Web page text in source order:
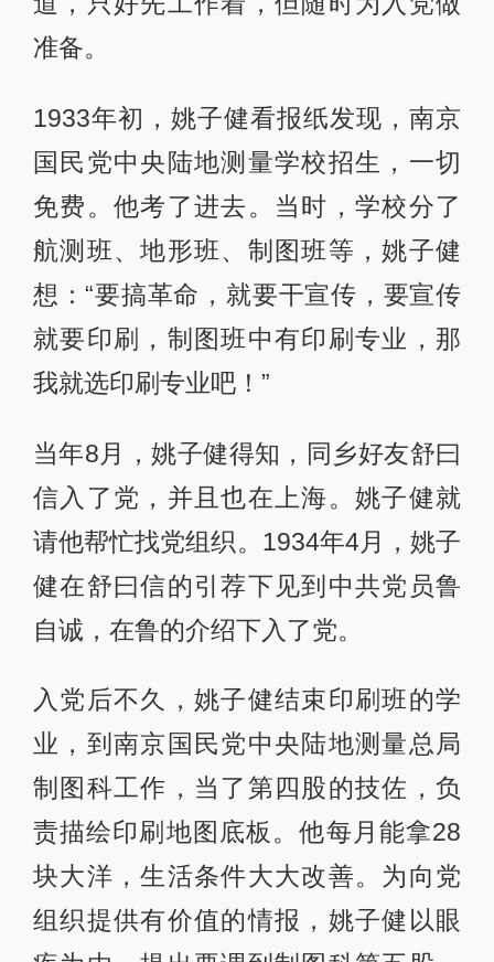
准备。
1933年初，姚子健看报纸发现，南京
国民党中央陆地测量学校招生，一切
免费。他考了进去。当时，学校分了
航测班、地形班、制图班等，姚子健
想：“要搞革命，就要干宣传，要宣传
就要印刷，制图班中有印刷专业，那
我就选印刷专业吧！”
当年8月，姚子健得知，同乡好友舒曰
信入了党，并且也在上海。姚子健就
请他帮忙找党组织。1934年4月，姚子
健在舒曰信的引荐下见到中共党员鲁
自诚，在鲁的介绍下入了党。
入党后不久，姚子健结束印刷班的学
业，到南京国民党中央陆地测量总局
制图科工作，当了第四股的技佐，负
责描绘印刷地图底板。他每月能拿28
块大洋，生活条件大大改善。为向党
组织提供有价值的情报，姚子健以眼